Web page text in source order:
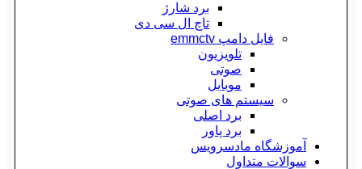
برد شارژ
تاچ ال سی دی
فایل دامپ emmctv
تلویزیون
صوتی
موبایل
سیستم های صوتی
برد اصلی
برد پاور
آموزشگاه مادسرویس
سوالات متداول